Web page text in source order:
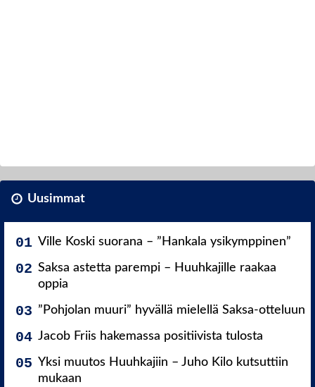
Uusimmat
Ville Koski suorana – ”Hankala ysikymppinen”
Saksa astetta parempi – Huuhkajille raakaa
oppia
”Pohjolan muuri” hyvällä mielellä Saksa-otteluun
Jacob Friis hakemassa positiivista tulosta
Yksi muutos Huuhkajiin – Juho Kilo kutsuttiin
mukaan